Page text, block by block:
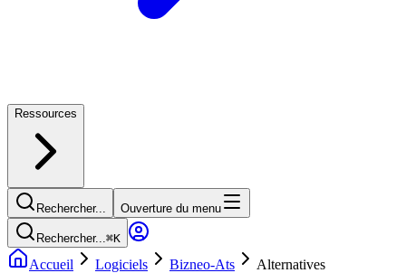
Ressources
Rechercher... Ouverture du menu
Rechercher...⌘K
Accueil Logiciels Bizneo-Ats Alternatives